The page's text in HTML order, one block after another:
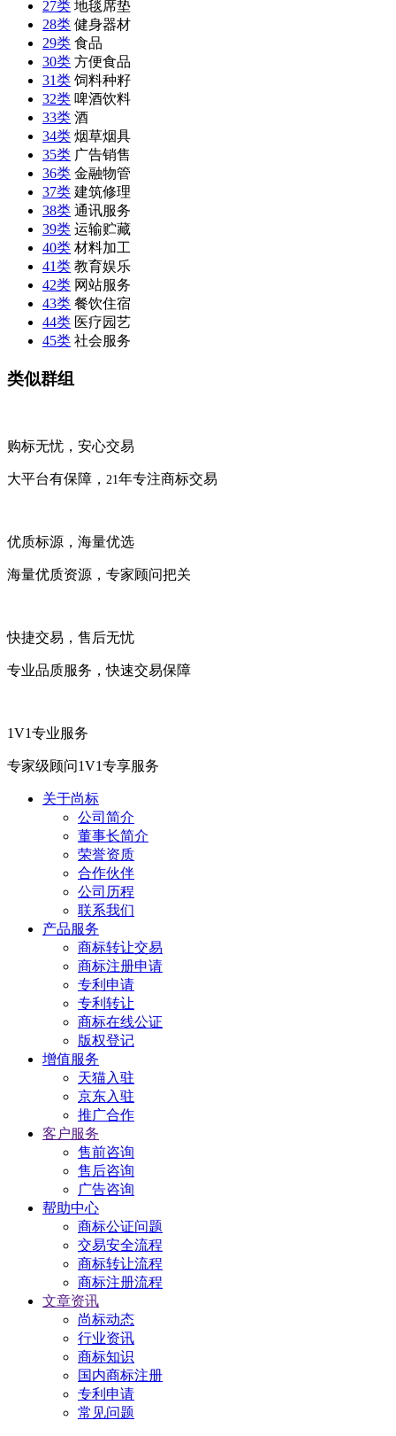
27类 地毯席垫
28类 健身器材
29类 食品
30类 方便食品
31类 饲料种籽
32类 啤酒饮料
33类 酒
34类 烟草烟具
35类 广告销售
36类 金融物管
37类 建筑修理
38类 通讯服务
39类 运输贮藏
40类 材料加工
41类 教育娱乐
42类 网站服务
43类 餐饮住宿
44类 医疗园艺
45类 社会服务
类似群组
购标无忧，安心交易
大平台有保障， 21年专注商标交易
优质标源，海量优选
海量优质资源，专家顾问把关
快捷交易，售后无忧
专业品质服务，快速交易保障
1V1专业服务
专家级顾问1V1专享服务
关于尚标
公司简介
董事长简介
荣誉资质
合作伙伴
公司历程
联系我们
产品服务
商标转让交易
商标注册申请
专利申请
专利转让
商标在线公证
版权登记
增值服务
天猫入驻
京东入驻
推广合作
客户服务
售前咨询
售后咨询
广告咨询
帮助中心
商标公证问题
交易安全流程
商标转让流程
商标注册流程
文章资讯
尚标动态
行业资讯
商标知识
国内商标注册
专利申请
常见问题